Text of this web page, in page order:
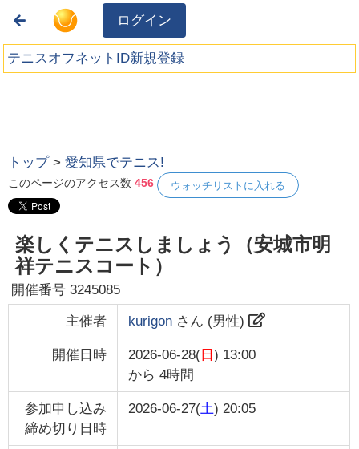
ログイン
テニスオフネットID新規登録
トップ >愛知県でテニス!
このページのアクセス数456 ウォッチリストに入れる
楽しくテニスしましょう（安城市明
祥テニスコート）
開催番号3245085
主催者 kurigonさん (男性)
開催日時 2026-06-28(日 ) 13:00
から 4時間
参加申し込み
締め切り日時
2026-06-27(土) 20:05